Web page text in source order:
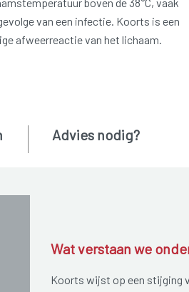
van een infectie. Koorts is een
afweerreactie van het lichaam.
Advies nodig?
Wat verstaan we
Koorts wijst op een stijging